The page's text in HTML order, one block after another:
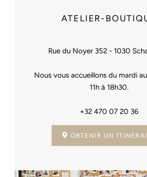
ATELIER-
Rue du Noyer 352 - 1030
Nous vous accueillons du mardi
11h à 18h30.
+32 470 07 20 36
OBTENIR UN